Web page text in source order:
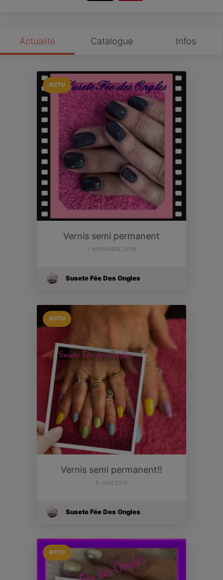
Actualité Catalogue Infos
ACTU
Vernis semi permanent
2 NOVEMBRE 2019
Susete Fée Des Ongles
ACTU
Vernis semi permanent!!
8 JUIN 2019
Susete Fée Des Ongles
ACTU